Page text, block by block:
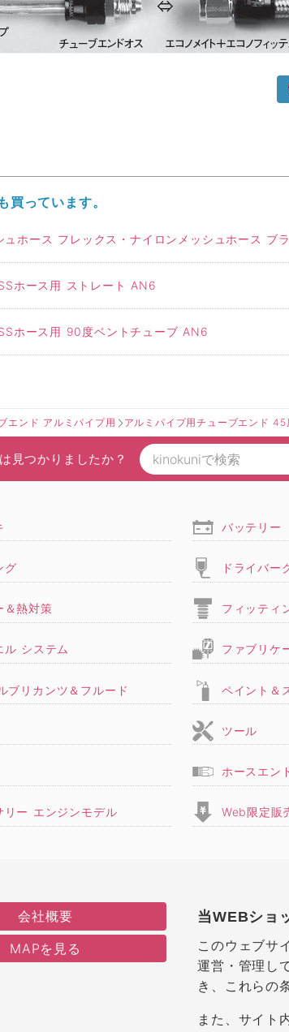
買っています。
ュホース フレックス・ナイロンメッシュホース ブ
ホース用 ストレート AN6
ホース用 90度ベントチューブ AN6
エンド アルミパイプ用 アルミパイプ用チューブエンド 45
見つかりましたか？
バッテリー
グ ドライバー
＆熱対策 フィッティ
ル システム ファブリケ
ブリカンツ＆フルード ペイント＆
ツール
ホースエン
リー エンジンモデル Web限定販
会社概要
MAPを見る
当WEBショ
このウェブサ
運営・管理し
き、これらの
また、サイト